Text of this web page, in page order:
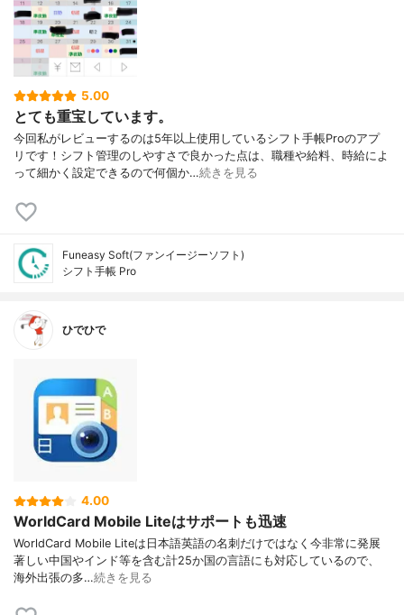
5.00
とても重宝しています。
今回私がレビューするのは5年以上使用しているシフト手帳Proのアプ
リです！シフト管理のしやすさで良かった点は、職種や給料、時給によ
って細かく設定できるので何個か…続きを見る
Funeasy Soft(ファンイージーソフト)
シフト手帳 Pro
ひでひで
4.00
WorldCard Mobile Liteはサポートも迅速
WorldCard Mobile Liteは日本語英語の名刺だけではなく今非常に発展
著しい中国やインド等を含む計25か国の言語にも対応しているので、
海外出張の多…続きを見る